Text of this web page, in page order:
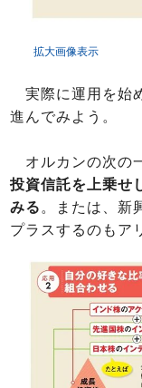
拡大画像表示
実際に運用を始
進んでみよう。
オルカンの次の
投資信託を上乗せ
みる 。または、新
プラスするのもア